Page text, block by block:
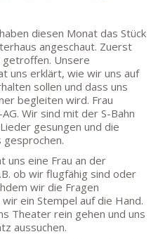
diesen Monat das Stück
angeschaut. Zuerst
getroffen. Unsere
uns erklärt, wie wir uns auf
sollen und dass uns
begleiten wird. Frau
Wir sind mit der S-Bahn
gesungen und die
gesprochen.
uns eine Frau an der
ob wir flugfähig sind oder
wir die Fragen
ein Stempel auf die Hand.
Theater rein gehen und uns
aussuchen.
frankfurt.de
8-10
am Main
Thönissen
– 13:30 Uhr
Uhr
36869